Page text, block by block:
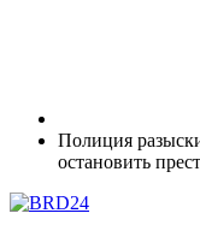
Полиция
остановить